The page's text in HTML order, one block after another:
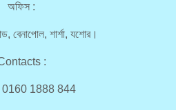
অফিস :
বেনাপোল, শার্শা, যশোর।
:
0160 1888 844